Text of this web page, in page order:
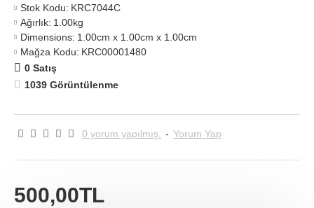
Stok Kodu: KRC7044C
Ağırlık: 1.00kg
Dimensions: 1.00cm x 1.00cm x 1.00cm
Mağza Kodu: KRC00001480
0 Satış
1039 Görüntülenme
0 yorum yapılmış. - Yorum Yap
500,00TL